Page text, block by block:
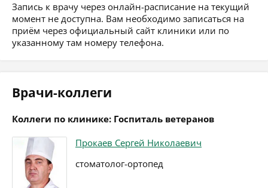
Запись к врачу через онлайн-расписание на текущий
момент не доступна. Вам необходимо записаться на
приём через официальный сайт клиники или по
указанному там номеру телефона.
Врачи-коллеги
Коллеги по клинике: Госпиталь ветеранов
Прокаев Сергей Николаевич
стоматолог-ортопед